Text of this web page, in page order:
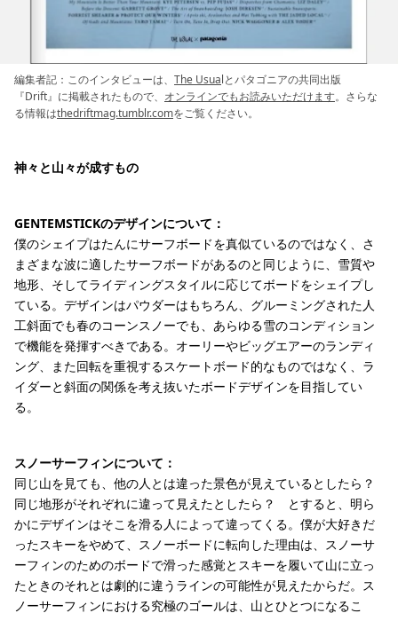
編集者記：このインタビューは、 The Usualとパタゴニアの共同出版
『Drift』に掲載されたもので、 オンラインでもお読みいただけます。さらな
る情報はthedriftmag.tumblr.comをご覧ください。
神々と山々が成すもの
GENTEMSTICKのデザインについて：
僕のシェイプはたんにサーフボードを真似ているのではなく、さ
まざまな波に適したサーフボードがあるのと同じように、雪質や
地形、そしてライディングスタイルに応じてボードをシェイプし
ている。デザインはパウダーはもちろん、グルーミングされた人
工斜面でも春のコーンスノーでも、あらゆる雪のコンディション
で機能を発揮すべきである。オーリーやビッグエアーのランディ
ング、また回転を重視するスケートボード的なものではなく、ラ
イダーと斜面の関係を考え抜いたボードデザインを目指してい
る。
スノーサーフィンについて：
同じ山を見ても、他の人とは違った景色が見えているとしたら？
同じ地形がそれぞれに違って見えたとしたら？ とすると、明ら
かにデザインはそこを滑る人によって違ってくる。僕が大好きだ
ったスキーをやめて、スノーボードに転向した理由は、スノーサ
ーフィンのためのボードで滑った感覚とスキーを履いて山に立っ
たときのそれとは劇的に違うラインの可能性が見えたからだ。ス
ノーサーフィンにおける究極のゴールは、山とひとつになるこ